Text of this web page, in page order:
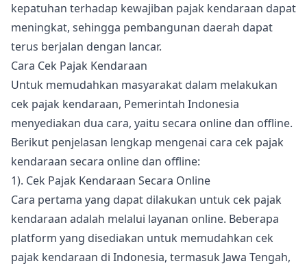
kepatuhan terhadap kewajiban pajak kendaraan dapat
meningkat, sehingga pembangunan daerah dapat
terus berjalan dengan lancar.
Cara Cek Pajak Kendaraan
Untuk memudahkan masyarakat dalam melakukan
cek pajak kendaraan, Pemerintah Indonesia
menyediakan dua cara, yaitu secara online dan offline.
Berikut penjelasan lengkap mengenai cara cek pajak
kendaraan secara online dan offline:
1). Cek Pajak Kendaraan Secara Online
Cara pertama yang dapat dilakukan untuk cek pajak
kendaraan adalah melalui layanan online. Beberapa
platform yang disediakan untuk memudahkan cek
pajak kendaraan di Indonesia, termasuk Jawa Tengah,